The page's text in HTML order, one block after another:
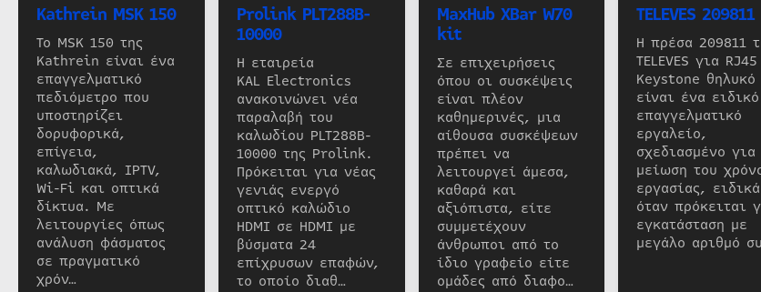
Kathrein MSK 150
Το MSK 150 της
Kathrein είναι ένα
επαγγελματικό
πεδιόμετρο που
υποστηρίζει
δορυφορικά,
επίγεια,
καλωδιακά, IPTV,
Wi-Fi και οπτικά
δίκτυα. Με
λειτουργίες όπως
ανάλυση φάσματος
σε πραγματικό
χρόν…
Prolink PLT288B-
10000
Η εταιρεία
KAL Electronics
ανακοινώνει νέα
παραλαβή του
καλωδίου PLT288B-
10000 της Prolink.
Πρόκειται για νέας
γενιάς ενεργό
οπτικό καλώδιο
HDMI σε HDMI με
βύσματα 24
επίχρυσων επαφών,
το οποίο διαθ…
MaxHub XBar W70
kit
Σε επιχειρήσεις
όπου οι συσκέψεις
είναι πλέον
καθημερινές, μια
αίθουσα συσκέψεων
πρέπει να
λειτουργεί άμεσα,
καθαρά και
αξιόπιστα, είτε
συμμετέχουν
άνθρωποι από το
ίδιο γραφείο είτε
ομάδες από διαφο…
TELEVES 209811
Η πρέσα 209811
TELEVES για RJ45
Keystone θηλυκό
είναι ένα ειδικό
επαγγελματικό
εργαλείο,
σχεδιασμένο για
μείωση του
εργασίας, ειδικά
όταν πρόκειται
εγκατάσταση με
μεγάλο αριθμό